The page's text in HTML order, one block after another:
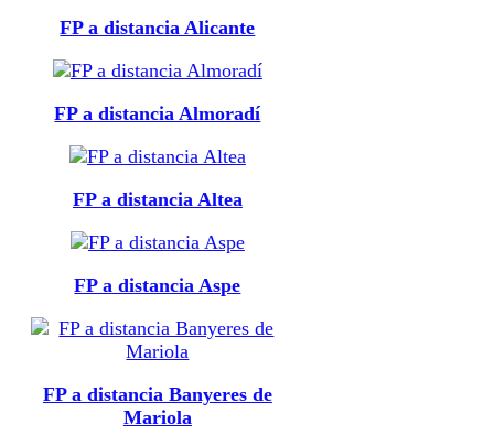
FP a distancia Alicante
FP a distancia Almoradí
FP a distancia Altea
FP a distancia Aspe
FP a distancia Banyeres de
Mariola